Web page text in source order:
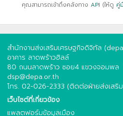
คุณสามารถเข้าถึงคลังทาง API (ให้ดู คู่
สำนักงานส่งเสริมเศรษฐกิจดิจิทัล
อาคาร ลาดพร้าวฮิลล์
80 ถนนลาดพร้าว ซอย4 แขวงจอมพล
dsp@depa.or.th
โทร. 02-026-2333 (ติดต่อฝ่ายส่งเสริ
เว็บไซต์ที่เกี่ยวข้อง
แพลตฟอร์มข้อมูลเมือง